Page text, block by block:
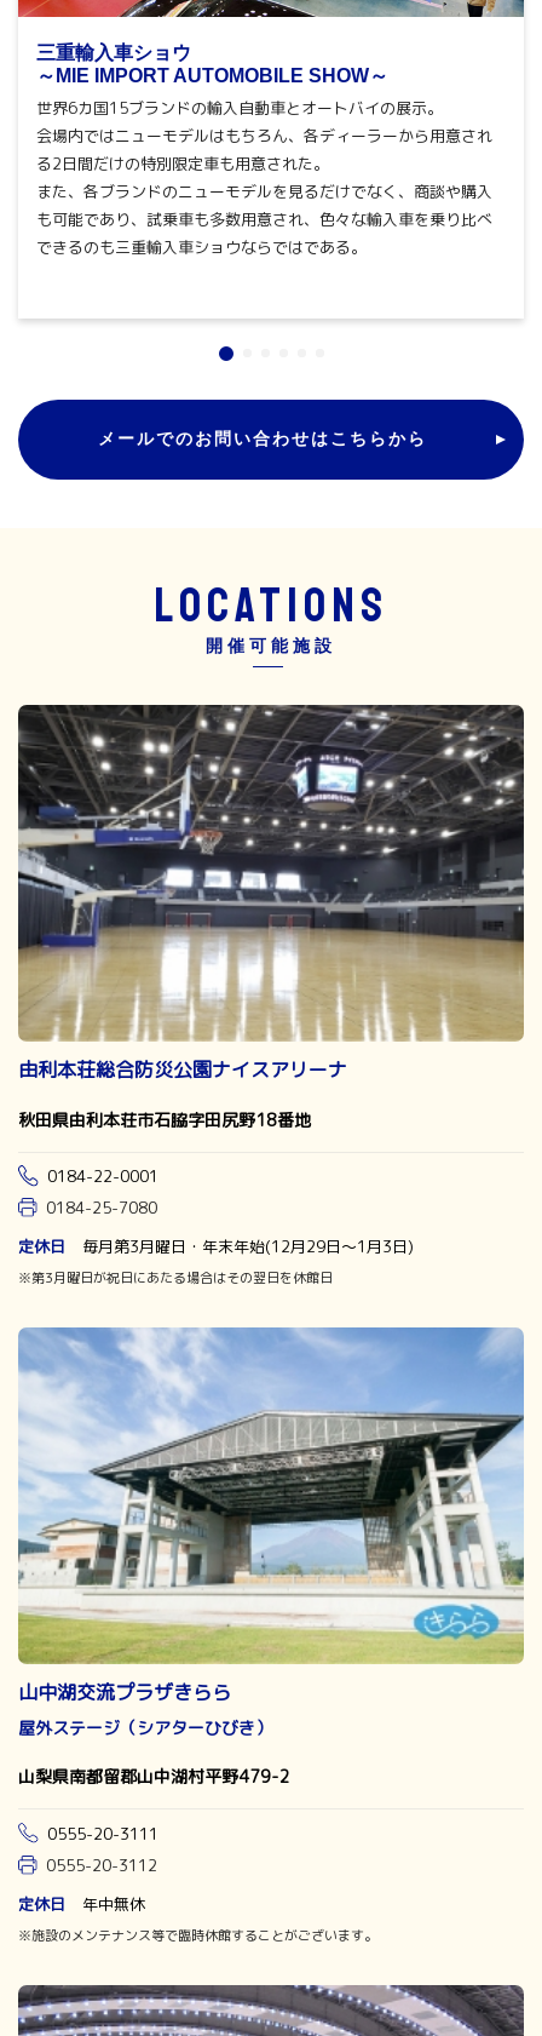
三重輸入車ショウ
～MIE IMPORT AUTOMOBILE SHOW～
世界6カ国15ブランドの輸入自動車とオートバイの展示。
会場内ではニューモデルはもちろん、各ディーラーから用意され
る2日間だけの特別限定車も用意された。
また、各ブランドのニューモデルを見るだけでなく、商談や購入
も可能であり、試乗車も多数用意され、色々な輸入車を乗り比べ
できるのも三重輸入車ショウならではである。
メールでのお問い合わせはこちらから
LOCATIONS
開催可能施設
由利本荘総合防災公園ナイスアリーナ
秋田県由利本荘市石脇字田尻野18番地
0184-22-0001
0184-25-7080
定休日
毎月第3月曜日・年末年始(12月29日～1月3日)
※第3月曜日が祝日にあたる場合はその翌日を休館日
山中湖交流プラザきらら
屋外ステージ（シアターひびき）
山梨県南都留郡山中湖村平野479-2
0555-20-3111
0555-20-3112
定休日
年中無休
※施設のメンテナンス等で臨時休館することがございます。